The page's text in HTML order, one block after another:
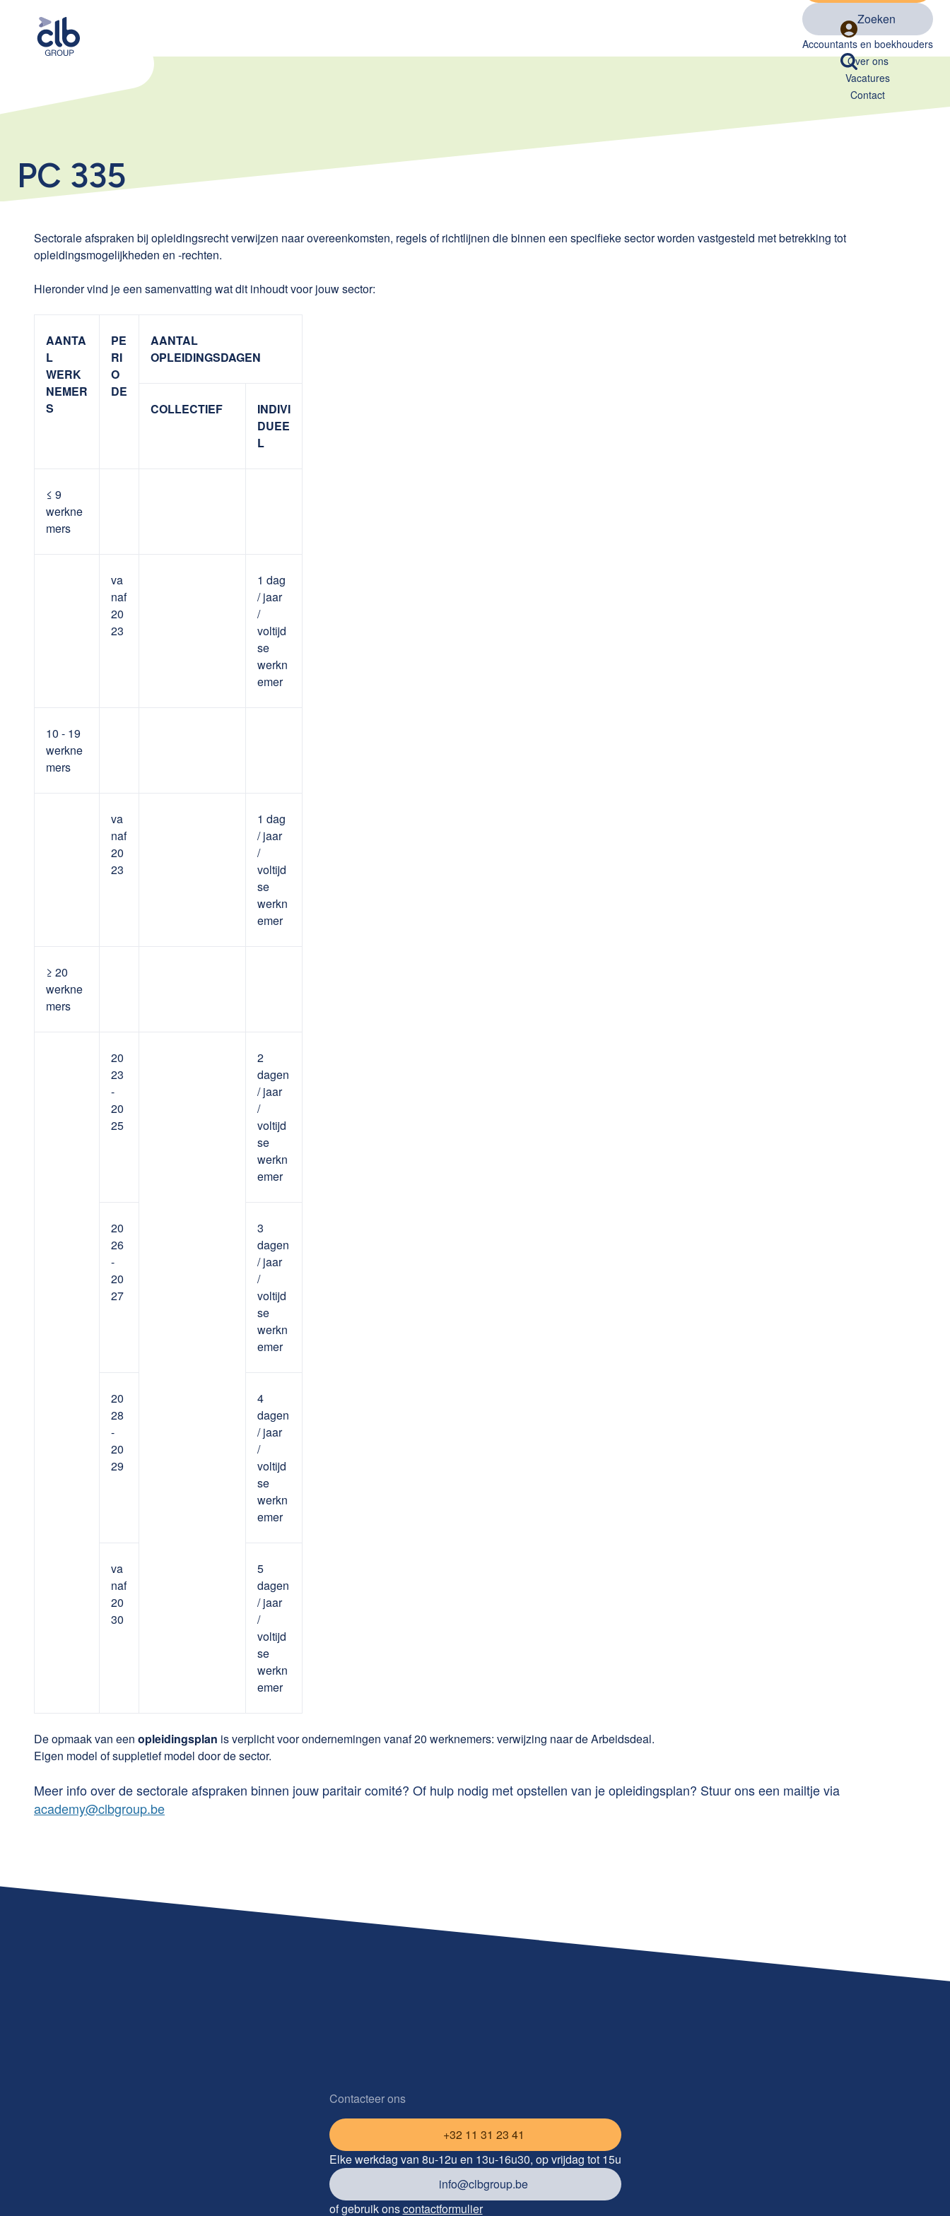
Accountants en boekhouders
Over ons
Vacatures
Contact
Zoeken
PC 335
Sectorale afspraken bij opleidingsrecht verwijzen naar overeenkomsten, regels of richtlijnen die binnen een specifieke sector worden vastgesteld met betrekking tot
opleidingsmogelijkheden en -rechten.
Hieronder vind je een samenvatting wat dit inhoudt voor jouw sector:
AANTA
L
WERK
NEMER
S
PE
RI
O
DE
AANTAL
OPLEIDINGSDAGEN
COLLECTIEF
INDIVI
DUEE
L
≤ 9
werkne
mers
va
naf
20
23
1 dag
/ jaar
/
voltijd
se
werkn
emer
10 - 19
werkne
mers
va
naf
20
23
1 dag
/ jaar
/
voltijd
se
werkn
emer
≥ 20
werkne
mers
20
23
-
20
25
2
dagen
/ jaar
/
voltijd
se
werkn
emer
20
26
-
20
27
3
dagen
/ jaar
/
voltijd
se
werkn
emer
20
28
-
20
29
4
dagen
/ jaar
/
voltijd
se
werkn
emer
va
naf
20
30
5
dagen
/ jaar
/
voltijd
se
werkn
emer
De opmaak van een opleidingsplan is verplicht voor ondernemingen vanaf 20 werknemers: verwijzing naar de Arbeidsdeal.
Eigen model of suppletief model door de sector.
Meer info over de sectorale afspraken binnen jouw paritair comité? Of hulp nodig met opstellen van je opleidingsplan? Stuur ons een mailtje via
academy@clbgroup.be
Contacteer ons
+32 11 31 23 41
Elke werkdag van 8u-12u en 13u-16u30, op vrijdag tot 15u
info@clbgroup.be
of gebruik onscontactformulier